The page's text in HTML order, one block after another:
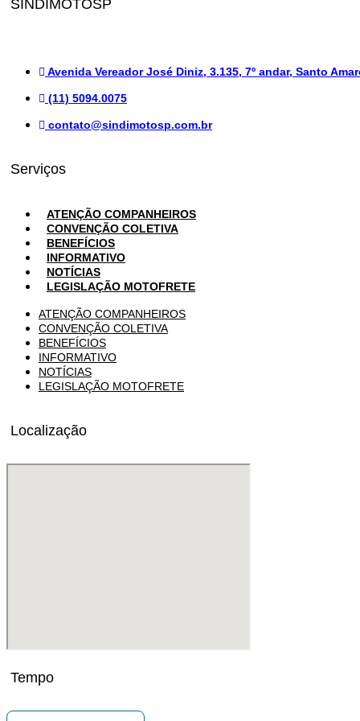
SINDIMOTOSP
Avenida Vereador José Diniz, 3.135, 7º andar, Santo
(11) 5094.0075
contato@sindimotosp.com.br
Serviços
ATENÇÃO COMPANHEIROS
CONVENÇÃO COLETIVA
BENEFÍCIOS
INFORMATIVO
NOTÍCIAS
LEGISLAÇÃO MOTOFRETE
ATENÇÃO COMPANHEIROS
CONVENÇÃO COLETIVA
BENEFÍCIOS
INFORMATIVO
NOTÍCIAS
LEGISLAÇÃO MOTOFRETE
Localização
Tempo